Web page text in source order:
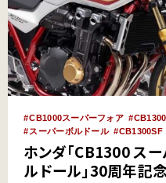
CB1000スーパーフォア
スーパーボルドール
CB1300SF
ホンダ「CB1300 ス
ルドール」30周年記